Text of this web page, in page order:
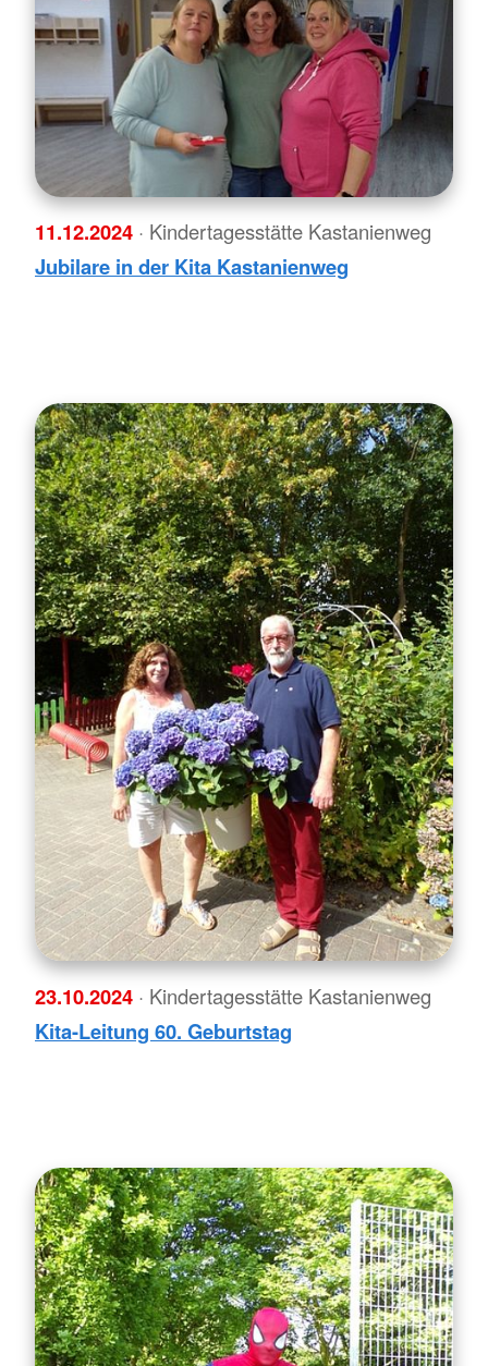
11.12.2024 · Kindertagesstätte Kastanienweg
Jubilare in der Kita Kastanienweg
23.10.2024 · Kindertagesstätte Kastanienweg
Kita-Leitung 60. Geburtstag